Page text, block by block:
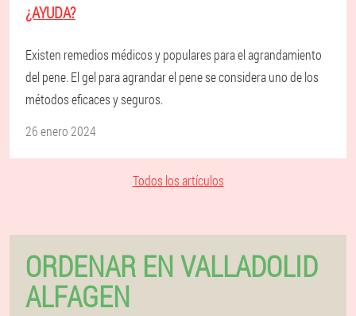
¿AYUDA?
Existen remedios médicos y populares para el agrandamiento
del pene. El gel para agrandar el pene se considera uno de los
métodos eficaces y seguros.
26 enero 2024
Todos los artículos
ORDENAR EN VALLADOLID
ALFAGEN